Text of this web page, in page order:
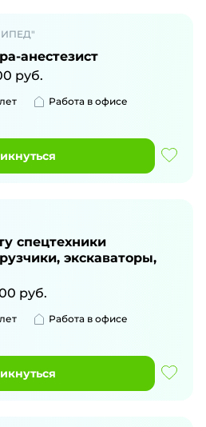
анестезист
руб.
Работа в офисе
спецтехники
экскаваторы,
руб.
Работа в офисе